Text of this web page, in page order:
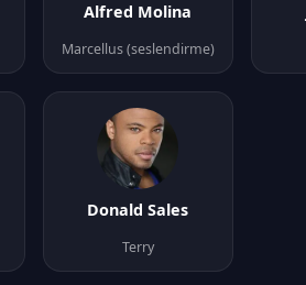
Alfred Molina
Marcellus (seslendirme)
Donald Sales
Terry